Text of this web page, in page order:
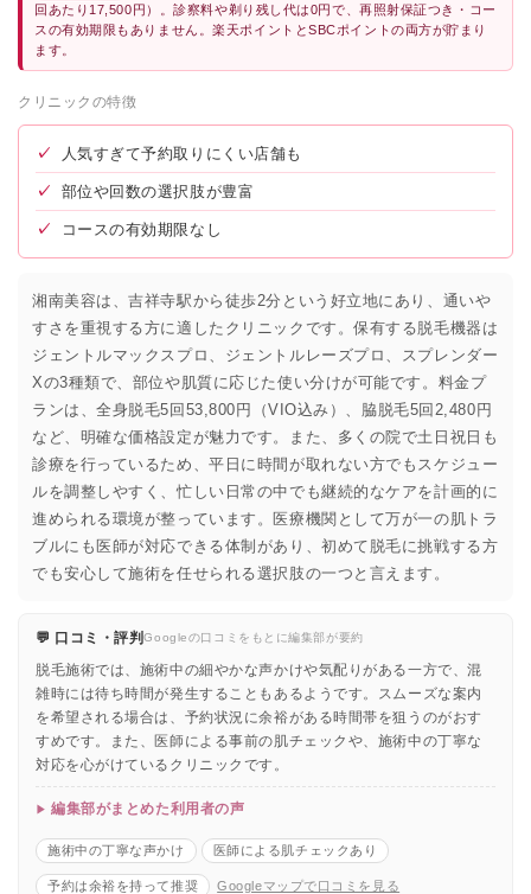
回あたり17,500円）。診察料や剃り残し代は0円で、再照射保証つき・コー
スの有効期限もありません。楽天ポイントとSBCポイントの両方が貯まり
ます。
クリニックの特徴
✓ 人気すぎて予約取りにくい店舗も
✓ 部位や回数の選択肢が豊富
✓ コースの有効期限なし
湘南美容は、吉祥寺駅から徒歩2分という好立地にあり、通いや
すさを重視する方に適したクリニックです。保有する脱毛機器は
ジェントルマックスプロ、ジェントルレーズプロ、スプレンダー
Xの3種類で、部位や肌質に応じた使い分けが可能です。料金プ
ランは、全身脱毛5回53,800円（VIO込み）、脇脱毛5回2,480円
など、明確な価格設定が魅力です。また、多くの院で土日祝日も
診療を行っているため、平日に時間が取れない方でもスケジュー
ルを調整しやすく、忙しい日常の中でも継続的なケアを計画的に
進められる環境が整っています。医療機関として万が一の肌トラ
ブルにも医師が対応できる体制があり、初めて脱毛に挑戦する方
でも安心して施術を任せられる選択肢の一つと言えます。
💬 口コミ・評判Googleの口コミをもとに編集部が要約
脱毛施術では、施術中の細やかな声かけや気配りがある一方で、混
雑時には待ち時間が発生することもあるようです。スムーズな案内
を希望される場合は、予約状況に余裕がある時間帯を狙うのがおす
すめです。また、医師による事前の肌チェックや、施術中の丁寧な
対応を心がけているクリニックです。
編集部がまとめた利用者の声
施術中の丁寧な声かけ 医師による肌チェックあり
予約は余裕を持って推奨 Googleマップで口コミを見る